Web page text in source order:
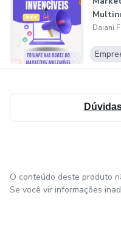
O conteúdo deste produto
Se você vir informações